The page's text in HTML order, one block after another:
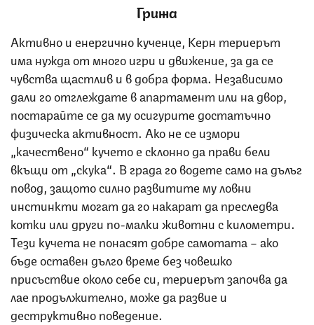
Грижа
Активно и енергично кученце, Керн териерът
има нужда от много игри и движение, за да се
чувства щастлив и в добра форма. Независимо
дали го отглеждате в апартамент или на двор,
постарайте се да му осигурите достатъчно
физическа активност. Ако не се измори
„качествено“ кучето е склонно да прави бели
вкъщи от „скука“. В града го водете само на дълъг
повод, защото силно развитите му ловни
инстинкти могат да го накарат да преследва
котки или други по-малки животни с километри.
Тези кучета не понасят добре самотата – ако
бъде оставен дълго време без човешко
присъствие около себе си, териерът започва да
лае продължително, може да развие и
деструктивно поведение.